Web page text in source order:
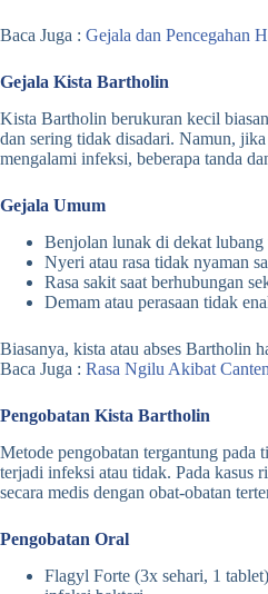
Baca Juga : Gejala dan Pencegahan
Gejala Kista Bartholin
Kista Bartholin berukuran kecil
dan sering tidak disadari. Namun,
mengalami infeksi, beberapa tanda
Gejala Umum
Benjolan lunak di dekat lubang
Nyeri atau rasa tidak nyaman
Rasa sakit saat berhubungan
Demam atau perasaan tidak
Biasanya, kista atau abses Bartholin
Baca Juga : Rasa Ngilu Akibat
Pengobatan Kista Bartholin
Metode pengobatan tergantung pada
terjadi infeksi atau tidak. Pada kasus
secara medis dengan obat-obatan
Pengobatan Oral
Flagyl Forte (3x sehari, 1